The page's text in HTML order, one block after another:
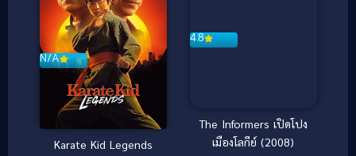
N/A
Karate Kid Legends
4.8
The Informers เปิดโปง
เมืองโลกีย์ (2008)